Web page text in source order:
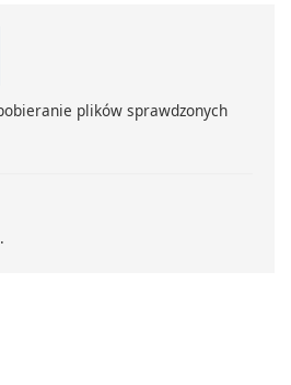
plików sprawdzonych